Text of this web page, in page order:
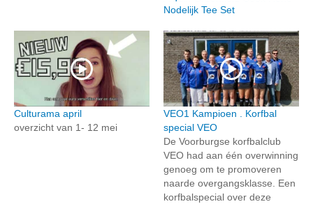
Nodelijk Tee Set
Culturama april
overzicht van 1- 12 mei
VEO1 Kampioen . Korfbal
special VEO
De Voorburgse korfbalclub
VEO had aan één overwinning
genoeg om te promoveren
naarde overgangsklasse. Een
korfbalspecial over deze